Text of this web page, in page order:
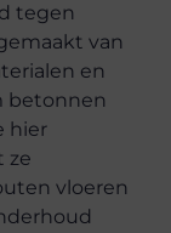
tegen
van
en
betonnen
hier
ze
vloeren